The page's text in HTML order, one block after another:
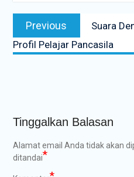
Navigasi
posPrevious
post:
Suara
Profil Pelajar Pancasila
Tinggalkan Balasan
Alamat email Anda tidak akan
ditandai*